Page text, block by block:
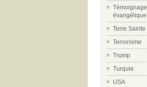
Témoignage
évangélique
Terre Sainte
Terrorisme
Trump
Turquie
USA